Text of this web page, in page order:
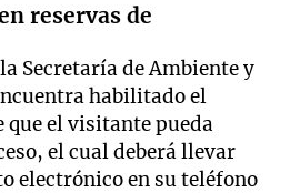
reservas de
Secretaría de Ambiente y
habilitado el
que el visitante pueda
el cual deberá llevar
electrónico en su teléfono